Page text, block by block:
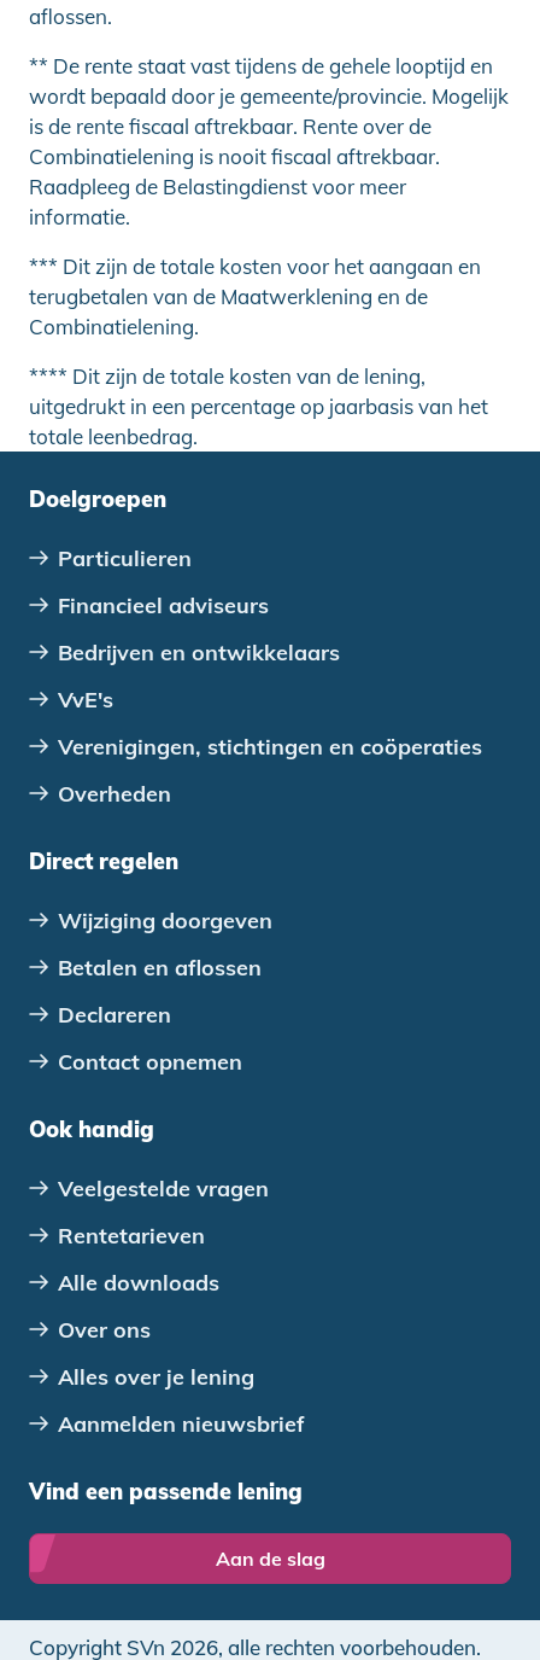
aflossen.
** De rente staat vast tijdens de gehele looptijd en
wordt bepaald door je gemeente/provincie. Mogelijk
is de rente fiscaal aftrekbaar. Rente over de
Combinatielening is nooit fiscaal aftrekbaar.
Raadpleeg de Belastingdienst voor meer
informatie.
*** Dit zijn de totale kosten voor het aangaan en
terugbetalen van de Maatwerklening en de
Combinatielening.
**** Dit zijn de totale kosten van de lening,
uitgedrukt in een percentage op jaarbasis van het
totale leenbedrag.
Doelgroepen
Particulieren
Financieel adviseurs
Bedrijven en ontwikkelaars
VvE's
Verenigingen, stichtingen en coöperaties
Overheden
Direct regelen
Wijziging doorgeven
Betalen en aflossen
Declareren
Contact opnemen
Ook handig
Veelgestelde vragen
Rentetarieven
Alle downloads
Over ons
Alles over je lening
Aanmelden nieuwsbrief
Vind een passende lening
Aan de slag
Copyright SVn 2026, alle rechten voorbehouden.